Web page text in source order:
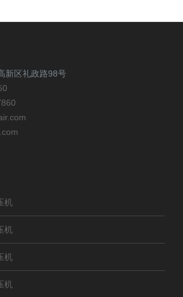
新区礼政路98号
机
机
机
机